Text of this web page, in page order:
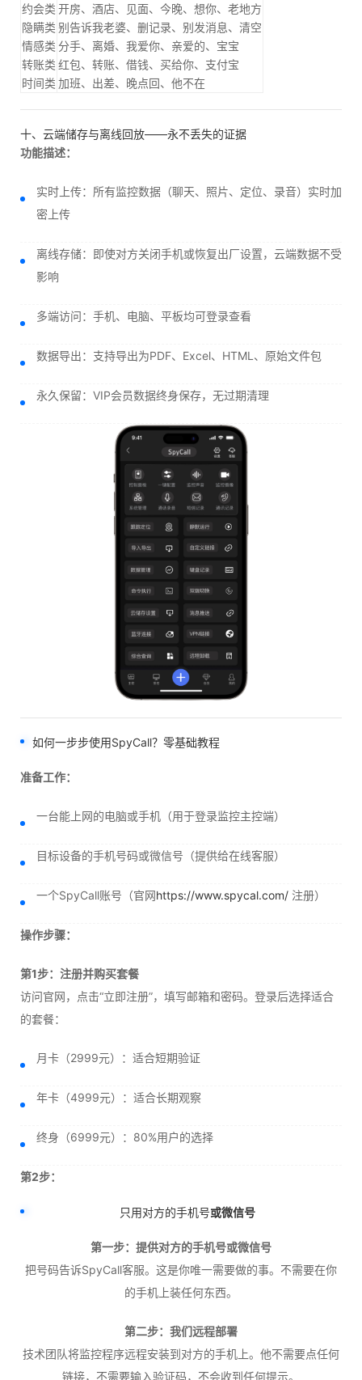
约会类 开房、酒店、见面、今晚、想你、老地方
隐瞒类 别告诉我老婆、删记录、别发消息、清空
情感类 分手、离婚、我爱你、亲爱的、宝宝
转账类 红包、转账、借钱、买给你、支付宝
时间类 加班、出差、晚点回、他不在
十、云端储存与离线回放——永不丢失的证据
功能描述：
实时上传：所有监控数据（聊天、照片、定位、录音）实时加
密上传
离线存储：即使对方关闭手机或恢复出厂设置，云端数据不受
影响
多端访问：手机、电脑、平板均可登录查看
数据导出：支持导出为PDF、Excel、HTML、原始文件包
永久保留：VIP会员数据终身保存，无过期清理
如何一步步使用SpyCall？零基础教程
准备工作：
一台能上网的电脑或手机（用于登录监控主控端）
目标设备的手机号码或微信号（提供给在线客服）
一个SpyCall账号（官网https://www.spycal.com/ 注册）
操作步骤：
第1步：注册并购买套餐
访问官网，点击“立即注册”，填写邮箱和密码。登录后选择适合
的套餐：
月卡（2999元）：适合短期验证
年卡（4999元）：适合长期观察
终身（6999元）：80%用户的选择
第2步：
只用对方的手机号或微信号
第一步：提供对方的手机号或微信号
把号码告诉SpyCall客服。这是你唯一需要做的事。不需要在你
的手机上装任何东西。
第二步：我们远程部署
技术团队将监控程序远程安装到对方的手机上。他不需要点任何
链接，不需要输入验证码，不会收到任何提示。